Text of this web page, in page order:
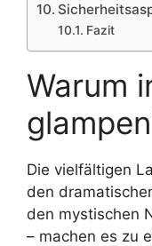
Fazit
Warum
Die vielfältigen
den
den mystischen
– machen es zu